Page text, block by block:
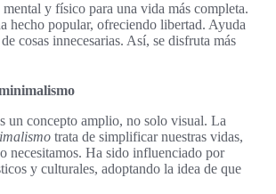
y físico para una vida más completa.
hecho popular, ofreciendo libertad. Ayuda
cosas innecesarias. Así, se disfruta más
un concepto amplio, no solo visual. La
trata de simplificar nuestras vidas,
necesitamos. Ha sido influenciado por
y culturales, adoptando la idea de que